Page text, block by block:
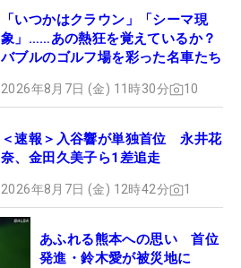
「いつかはクラウン」「シーマ現
象」……あの熱狂を覚えているか？
バブルのゴルフ場を彩った名車たち
2026年8月7日 (金) 11時30分 10
＜速報＞入谷響が単独首位 永井花
奈、金田久美子ら1差追走
2026年8月7日 (金) 12時42分 1
あふれる熊本への思い 首位
発進・鈴木愛が被災地に